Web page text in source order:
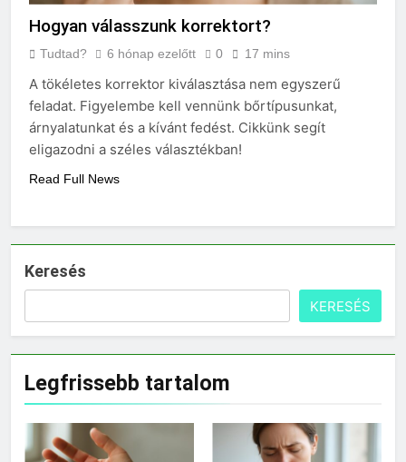
Hogyan válasszunk korrektort?
Tudtad? 6 hónap ezelőtt 0 17 mins
A tökéletes korrektor kiválasztása nem egyszerű
feladat. Figyelembe kell vennünk bőrtípusunkat,
árnyalatunkat és a kívánt fedést. Cikkünk segít
eligazodni a széles választékban!
Read Full News
Keresés
KERESÉS
Legfrissebb tartalom